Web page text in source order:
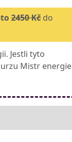
2450 Kč do
Jestli tyto
Mistr